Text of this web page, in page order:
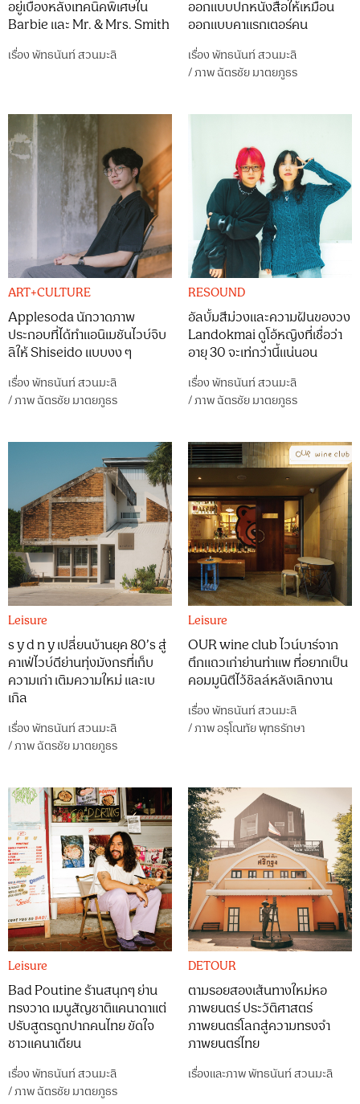
อยู่เบื้องหลังเทคนิคพิเศษใน
Barbie และ Mr. & Mrs. Smith
เรื่องพัทธนันท์ สวนมะลิ
ออกแบบปกหนังสือให้เหมือน
ออกแบบคาแรกเตอร์คน
เรื่องพัทธนันท์ สวนมะลิ
/ภาพฉัตรชัย มาตยภูธร
ART+CULTURE
Applesoda นักวาดภาพ
ประกอบที่ได้ทำแอนิเมชันไวบ์จิบ
ลิให้ Shiseido แบบงง ๆ
เรื่องพัทธนันท์ สวนมะลิ
/ภาพฉัตรชัย มาตยภูธร
RESOUND
อัลบั้มสีม่วงและความฝันของวง
Landokmai ดูโอ้หญิงที่เชื่อว่า
อายุ 30 จะเท่กว่านี้แน่นอน
เรื่องพัทธนันท์ สวนมะลิ
/ภาพฉัตรชัย มาตยภูธร
Leisure
s y d n y เปลี่ยนบ้านยุค 80’s สู่
คาเฟ่ไวบ์ดีย่านทุ่งมังกรที่เก็บ
ความเก่า เติมความใหม่ และเบ
เกิล
เรื่องพัทธนันท์ สวนมะลิ
/ภาพฉัตรชัย มาตยภูธร
Leisure
OUR wine club ไวน์บาร์จาก
ตึกแถวเก่าย่านท่าแพ ที่อยากเป็น
คอมมูนิตีไว้ชิลล์หลังเลิกงาน
เรื่องพัทธนันท์ สวนมะลิ
/ภาพอรุโณทัย พุทธรักษา
Leisure
Bad Poutine ร้านสนุกๆ ย่าน
ทรงวาด เมนูสัญชาติแคนาดาแต่
ปรับสูตรถูกปากคนไทย ขัดใจ
ชาวแคนาเดียน
เรื่องพัทธนันท์ สวนมะลิ
/ภาพฉัตรชัย มาตยภูธร
DETOUR
ตามรอยสองเส้นทางใหม่หอ
ภาพยนตร์ ประวัติศาสตร์
ภาพยนตร์โลกสู่ความทรงจำ
ภาพยนตร์ไทย
เรื่องและภาพพัทธนันท์ สวนมะลิ